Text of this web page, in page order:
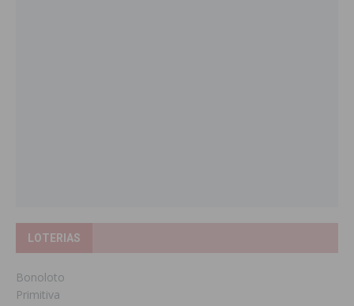
LOTERIAS
Bonoloto
Primitiva